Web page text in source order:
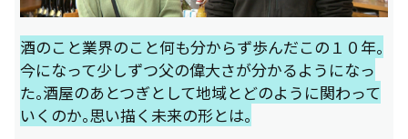
酒のこと業界のこと何も分からず歩んだこの１０年。
今になって少しずつ父の偉大さが分かるようになっ
た。酒屋のあとつぎとして地域とどのように関わって
いくのか。思い描く未来の形とは。